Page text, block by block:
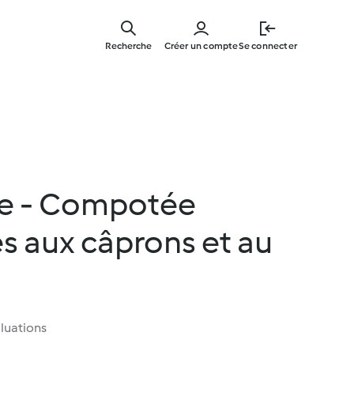
main
Créer un compteSe connecter
Recherche
- Compotée
aux câprons et au